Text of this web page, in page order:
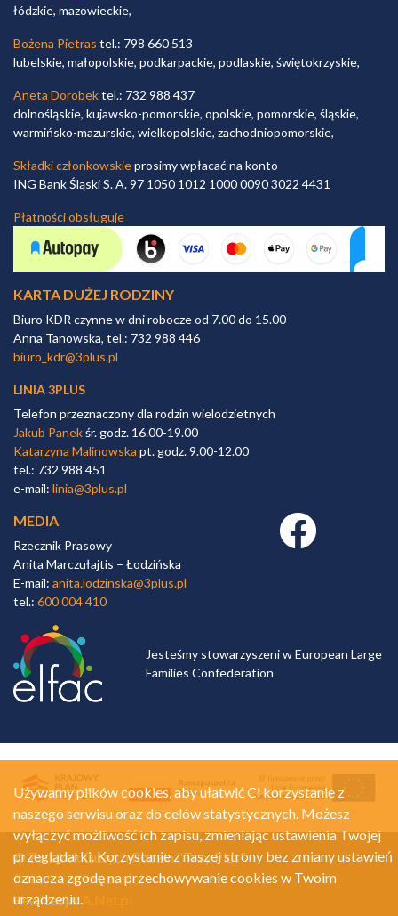
łódzkie, mazowieckie,
Bożena Pietras tel.: 798 660 513
lubelskie, małopolskie, podkarpackie, podlaskie, świętokrzyskie,
Aneta Dorobektel.: 732 988 437
dolnośląskie, kujawsko-pomorskie, opolskie, pomorskie, śląskie,
warmińsko-mazurskie, wielkopolskie, zachodniopomorskie,
Składki członkowskieprosimy wpłacać na konto
ING Bank Śląski S. A. 97 1050 1012 1000 0090 3022 4431
Płatności obsługuje
KARTA DUŻEJ RODZINY
Biuro KDR czynne w dni robocze od 7.00 do 15.00
Anna Tanowska, tel.: 732 988 446
biuro_kdr@3plus.pl
LINIA 3PLUS
Telefon przeznaczony dla rodzin wielodzietnych
Jakub Panekśr. godz. 16.00-19.00
Katarzyna Malinowska pt. godz. 9.00-12.00
tel.: 732 988 451
e-mail: linia@3plus.pl
MEDIA
Rzecznik Prasowy
Anita Marczułajtis – Łodzińska
E-mail: anita.lodzinska@3plus.pl
tel.: 600 004 410
Facebook link
Jesteśmy stowarzyszeni w European Large
Families Confederation
© Związek Dużych Rodzin "Trzy Plus"
Polityka prywatności
Realizacja:A.Net.pl
Używamy plików cookies, aby ułatwić Ci korzystanie z
naszego serwisu oraz do celów statystycznych. Możesz
wyłączyć możliwość ich zapisu, zmieniając ustawienia Twojej
przeglądarki. Korzystanie z naszej strony bez zmiany ustawień
oznacza zgodę na przechowywanie cookies w Twoim
urządzeniu.